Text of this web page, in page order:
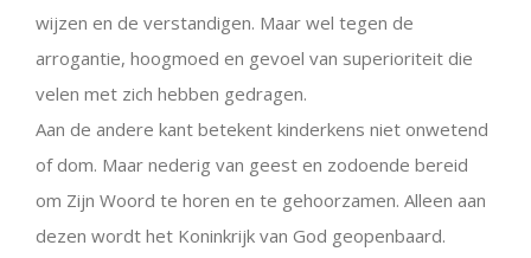
wijzen en de verstandigen. Maar wel tegen de
arrogantie, hoogmoed en gevoel van superioriteit die
velen met zich hebben gedragen.
Aan de andere kant betekent kinderkens niet onwetend
of dom. Maar nederig van geest en zodoende bereid
om Zijn Woord te horen en te gehoorzamen. Alleen aan
dezen wordt het Koninkrijk van God geopenbaard.